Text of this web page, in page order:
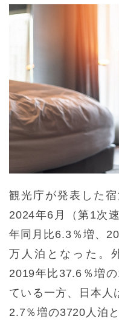
観光庁が発表した
2024年6月（第1次
年同月比6.3％増、
万人泊となった。
2019年比37.6％増
ている一方、日本人
2.7％増の3720人泊